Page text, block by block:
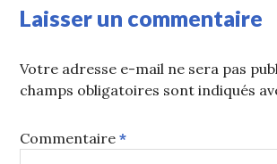
Laisser un commentaire
Votre adresse e-mail ne sera pas
champs obligatoires sont indiqués
Commentaire*